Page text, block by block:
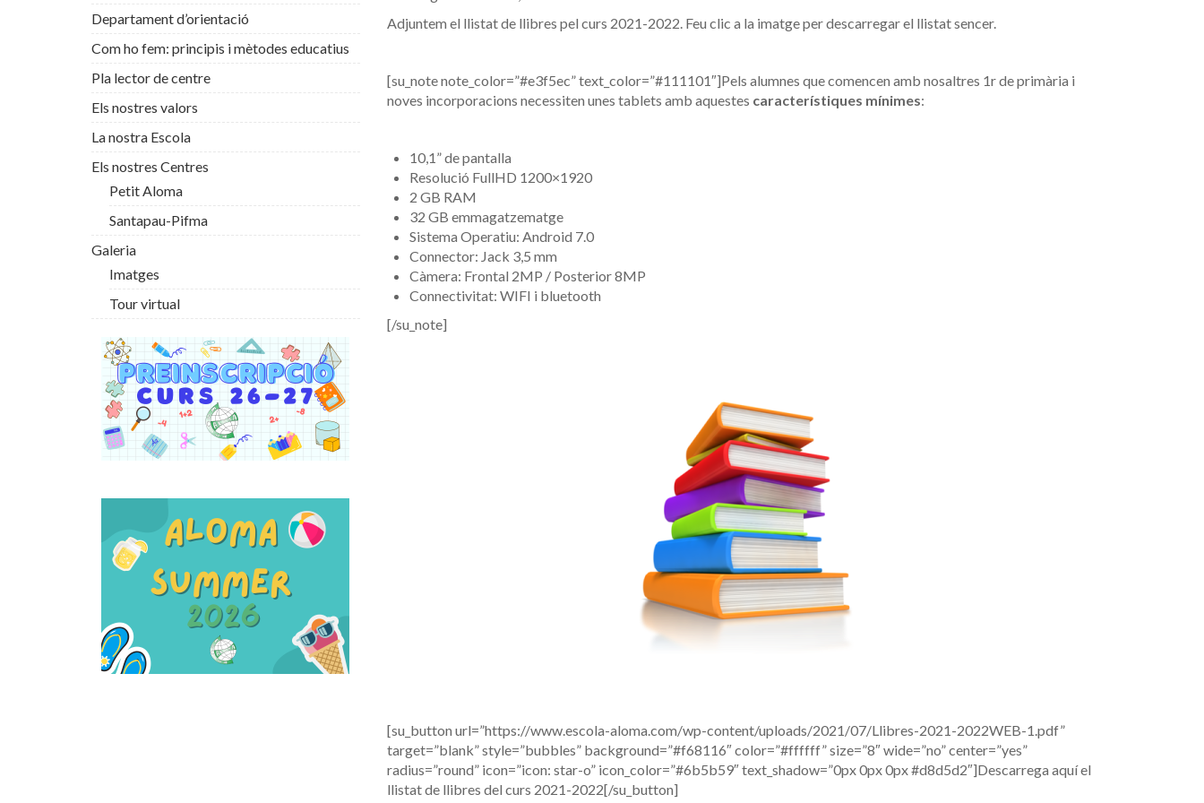
Adjuntem el llistat de llibres pel curs 2021-2022. Feu clic a la imatge per descarregar el llistat sencer.
[su_note note_color=”#e3f5ec” text_color=”#111101″]Pels alumnes que comencen amb nosaltres 1r de primària i
noves incorporacions necessiten unes tablets amb aquestes característiques mínimes:
10,1” de pantalla
Resolució FullHD 1200×1920
2 GB RAM
32 GB emmagatzematge
Sistema Operatiu: Android 7.0
Connector: Jack 3,5 mm
Càmera: Frontal 2MP / Posterior 8MP
Connectivitat: WIFI i bluetooth
[/su_note]
[su_button url=”https://www.escola-aloma.com/wp-content/uploads/2021/07/Llibres-2021-2022WEB-1.pdf”
target=”blank” style=”bubbles” background=”#f68116″ color=”#ffffff” size=”8″ wide=”no” center=”yes”
radius=”round” icon=”icon: star-o” icon_color=”#6b5b59″ text_shadow=”0px 0px 0px #d8d5d2″]Descarrega aquí el
llistat de llibres del curs 2021-2022[/su_button]
Departament d’orientació
Com ho fem: principis i mètodes educatius
Pla lector de centre
Els nostres valors
La nostra Escola
Els nostres Centres
Petit Aloma
Santapau-Pifma
Galeria
Imatges
Tour virtual